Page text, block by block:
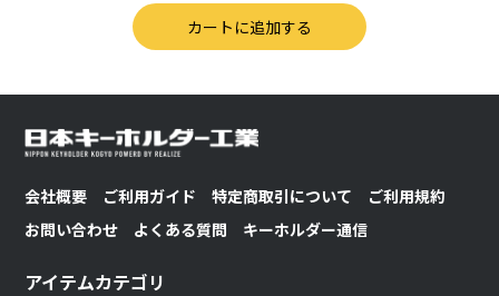
会社概要 ご利用ガイド 特定商取引について
ご利用規約
お問い合わせ
よくある質問 キーホルダー通信
アイテムカテゴリ